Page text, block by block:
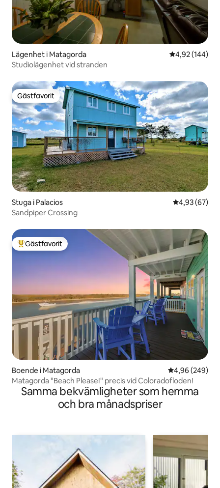
Lägenhet i Matagorda 4,92 av 5 i
4,92 (144)
Studiolägenhet vid stranden
Gästfavorit
Gästfavorit
Stuga i Palacios 4,93 av 5 i
4,93 (67)
Sandpiper Crossing
Populär gästfavorit
Gästfavorit
Boende i Matagorda 4,96 av 5 i
4,96 (249)
Matagorda "Beach Please!" precis vid Coloradofloden!
Samma bekvämligheter som hemma
och bra månadspriser